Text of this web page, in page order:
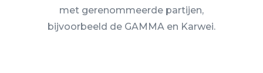
met gerenommeerde partijen,
bijvoorbeeld de GAMMA en Karwei.